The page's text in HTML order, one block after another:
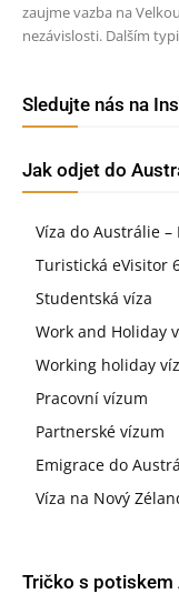
zaujme vazba na
nezávislosti. Dalším
Sledujte nás na
Jak odjet do
Víza do Austrálie –
Turistická eVisitor
Studentská víza
Work and Holiday
Working holiday
Pracovní vízum
Partnerské vízum
Emigrace do
Víza na Nový
Tričko s potiskem